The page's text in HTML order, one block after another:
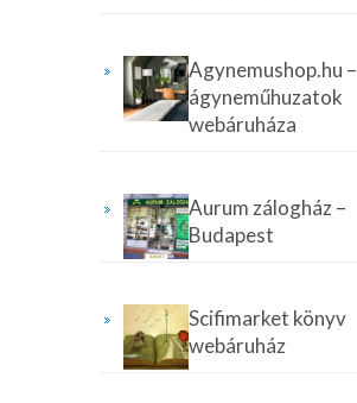
Agynemushop.hu –
ágyneműhuzatok
webáruháza
Aurum zálogház –
Budapest
Scifimarket könyv
webáruház